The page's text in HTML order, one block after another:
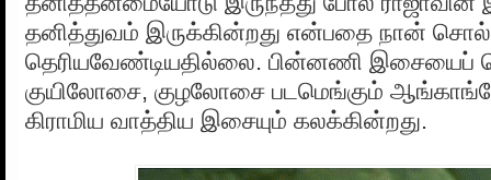
தனித்துவம் இருக்கின்றது என்பதை நான்
தெரியவேண்டியதில்லை. பின்னணி இசையைப்
குயிலோசை, குழலோசை படமெங்கும்
கிராமிய வாத்திய இசையும் கலக்கின்றது.